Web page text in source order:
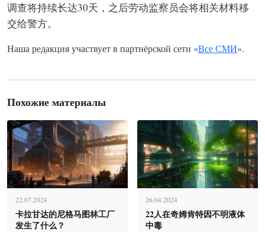
调查将持续长达30天，之后劳动监察员会将相关材料移
交给警方。
Наша редакция участвует в партнёрской сети «Все СМИ».
Похожие материалы
22.07.2024
卡拉甘达的尼格马图林工厂
发生了什么？
26.04.2024
22人在奇姆肯特因不明液体
中毒